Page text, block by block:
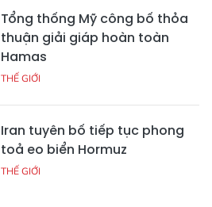
Tổng thống Mỹ công bố thỏa
thuận giải giáp hoàn toàn
Hamas
THẾ GIỚI
Iran tuyên bố tiếp tục phong
toả eo biển Hormuz
THẾ GIỚI